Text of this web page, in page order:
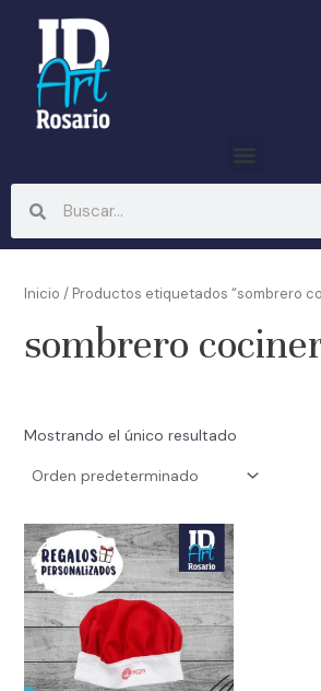
contenido
Inicio / Productos etiquetados “sombrero
sombrero
Mostrando el único resultado